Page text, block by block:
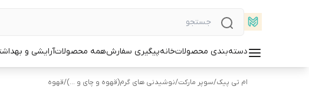
دسته‌بندی محصولاتخانهپیگیری سفارشهمه محصولاتآرایشی و
ام تی پیک/سوپر مارکت/نوشیدنی های گرم(قهوه و چای و ...)/قهوه